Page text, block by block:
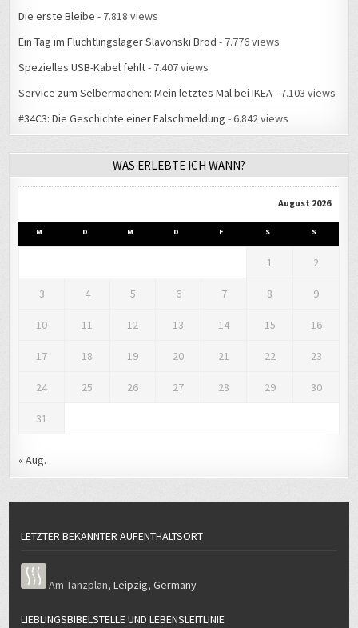
Die erste Bleibe - 7.818 views
Ein Tag im Flüchtlingslager Slavonski Brod - 7.776 views
Spezielles USB-Kabel fehlt- 7.407 views
Service zum Selbermachen: Mein letztes Mal bei IKEA- 7.103 views
#34C3: Die Geschichte einer Falschmeldung - 6.842 views
WAS ERLEBTE ICH WANN?
August 2026
M D M D F S S
1 2
3 4 5 6 7 8 9
10 11 12 13 14 15 16
17 18 19 20 21 22 23
24 25 26 27 28 29 30
31
« Aug.
LETZTER BEKANNTER AUFENTHALTSORT
Am Tanzplan,Leipzig,Germany
LIEBLINGSBIBELSTELLE UND LEBENSLEITLINIE